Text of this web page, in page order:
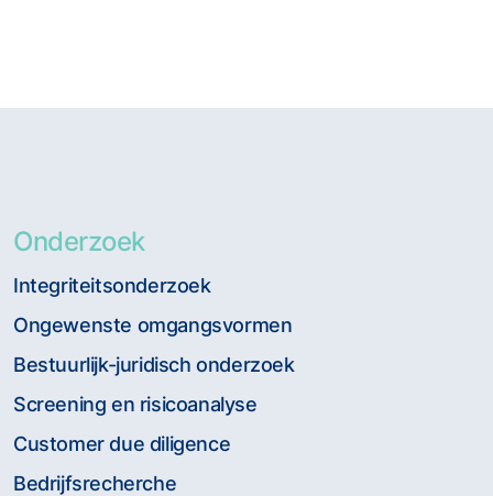
Onderzoek
Integriteitsonderzoek
Ongewenste omgangsvormen
Bestuurlijk-juridisch onderzoek
Screening en risicoanalyse
Customer due diligence
Bedrijfsrecherche